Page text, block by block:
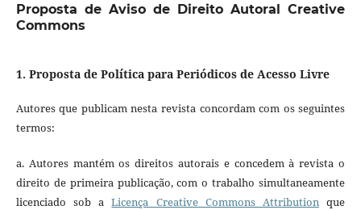
Proposta de Aviso de Direito Autoral Creative
Commons
1. Proposta de Política para Periódicos de Acesso Livre
Autores que publicam nesta revista concordam com os seguintes
termos:
a. Autores mantém os direitos autorais e concedem à revista o
direito de primeira publicação, com o trabalho simultaneamente
licenciado sob aLicença Creative Commons Attributionque